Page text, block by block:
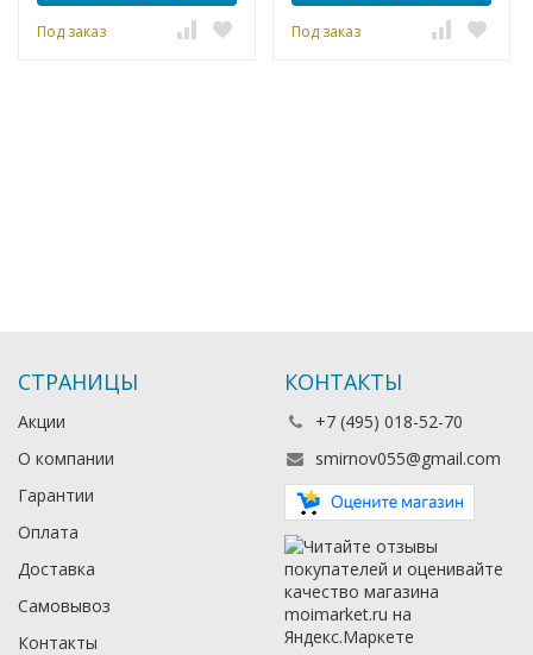
Под заказ Под заказ
СТРАНИЦЫ
Акции
О компании
Гарантии
Оплата
Доставка
Самовывоз
Контакты
КОНТАКТЫ
+7 (495) 018-52-70
smirnov055@gmail.com